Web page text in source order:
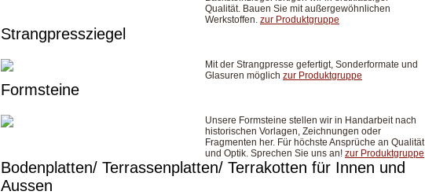
Qualität. Bauen Sie mit außergewöhnlichen
Werkstoffen. zur Produktgruppe
Strangpressziegel
Mit der Strangpresse gefertigt, Sonderformate und
Glasuren möglich zur Produktgruppe
Formsteine
Unsere Formsteine stellen wir in Handarbeit nach
historischen Vorlagen, Zeichnungen oder
Fragmenten her. Für höchste Ansprüche an Qualität
und Optik. Sprechen Sie uns an! zur Produktgruppe
Bodenplatten/ Terrassenplatten/ Terrakotten für Innen und
Aussen